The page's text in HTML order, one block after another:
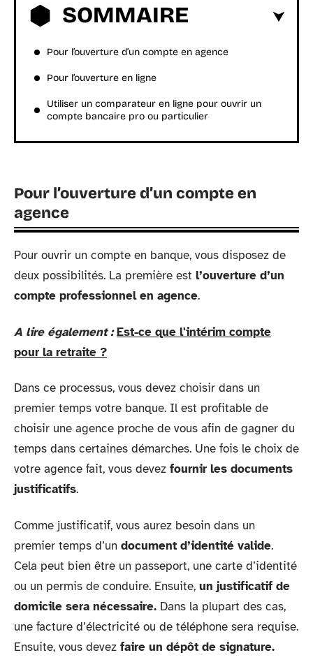
SOMMAIRE
Pour l’ouverture d’un compte en agence
Pour l’ouverture en ligne
Utiliser un comparateur en ligne pour ouvrir un
compte bancaire pro ou particulier
Pour l’ouverture d’un compte en
agence
Pour ouvrir un compte en banque, vous disposez de
deux possibilités. La première est l’ouverture d’un
compte professionnel en agence.
A lire également : Est-ce que l'intérim compte
pour la retraite ?
Dans ce processus, vous devez choisir dans un
premier temps votre banque. Il est profitable de
choisir une agence proche de vous afin de gagner du
temps dans certaines démarches. Une fois le choix de
votre agence fait, vous devez fournir les documents
justificatifs.
Comme justificatif, vous aurez besoin dans un
premier temps d’un document d’identité valide.
Cela peut bien être un passeport, une carte d’identité
ou un permis de conduire. Ensuite, un justificatif de
domicile sera nécessaire. Dans la plupart des cas,
une facture d’électricité ou de téléphone sera requise.
Ensuite, vous devez faire un dépôt de signature.